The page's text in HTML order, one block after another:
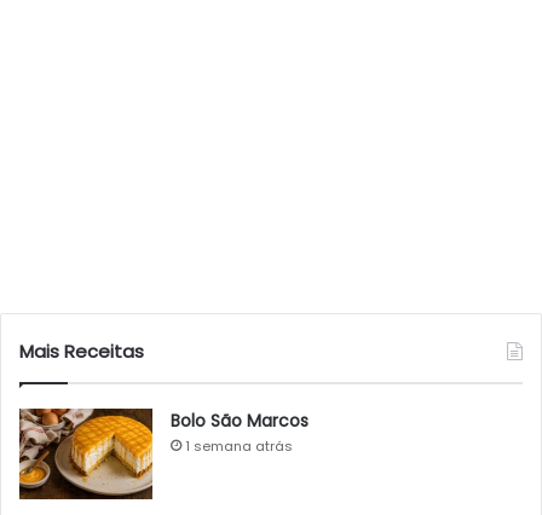
Mais Receitas
Bolo São Marcos
1 semana atrás